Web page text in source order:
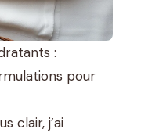
:
pour
clair, j’ai